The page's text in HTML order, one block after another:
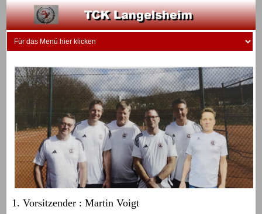
1. Vorsitzender : Martin Voigt